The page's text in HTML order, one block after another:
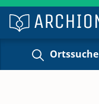
Ortssuche